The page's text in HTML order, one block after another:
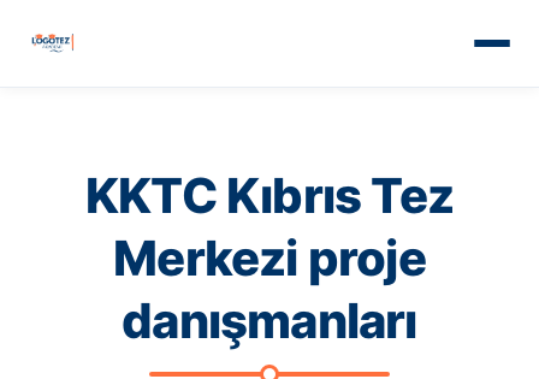
KKTC Kıbrıs Tez
Merkezi proje
danışmanları